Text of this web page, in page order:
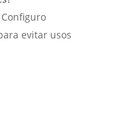
evitar usos